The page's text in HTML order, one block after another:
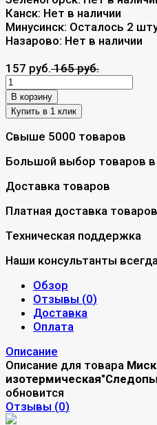
Канск: Нет в наличии
Минусинск: Осталось 2
Назарово: Нет в наличии
157 руб.165 руб.
В корзину
Свыше 5000 товаров
Большой выбор товаров
Доставка товаров
Платная доставка
Техническая поддержка
Наши консультанты
Обзор
Отзывы (0)
Доставка
Оплата
Описание
Описание для товара
обновится
Отзывы (0)